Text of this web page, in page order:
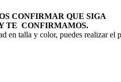
CONFIRMAR QUE SIGA
TE CONFIRMAMOS.
en talla y color, puedes realizar el